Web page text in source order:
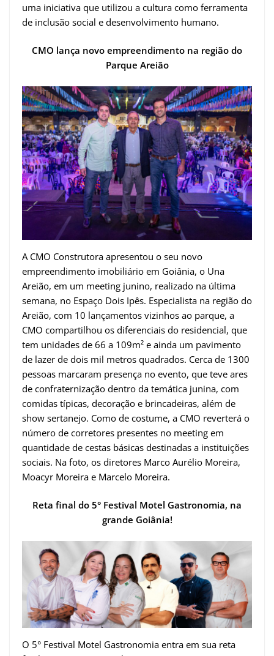
uma iniciativa que utilizou a cultura como ferramenta
de inclusão social e desenvolvimento humano.
CMO lança novo empreendimento na região do
Parque Areião
A CMO Construtora apresentou o seu novo
empreendimento imobiliário em Goiânia, o Una
Areião, em um meeting junino, realizado na última
semana, no Espaço Dois Ipês. Especialista na região do
Areião, com 10 lançamentos vizinhos ao parque, a
CMO compartilhou os diferenciais do residencial, que
tem unidades de 66 a 109m² e ainda um pavimento
de lazer de dois mil metros quadrados. Cerca de 1300
pessoas marcaram presença no evento, que teve ares
de confraternização dentro da temática junina, com
comidas típicas, decoração e brincadeiras, além de
show sertanejo. Como de costume, a CMO reverterá o
número de corretores presentes no meeting em
quantidade de cestas básicas destinadas a instituições
sociais. Na foto, os diretores Marco Aurélio Moreira,
Moacyr Moreira e Marcelo Moreira.
Reta final do 5° Festival Motel Gastronomia, na
grande Goiânia!
O 5° Festival Motel Gastronomia entra em sua reta